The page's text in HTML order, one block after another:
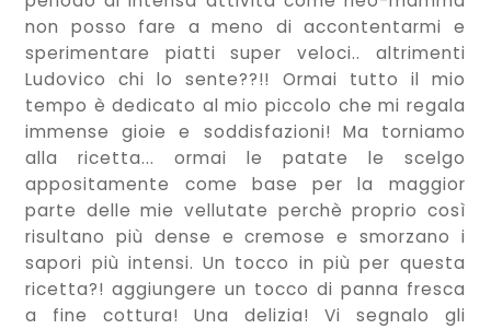
non posso fare a meno di accontentarmi e
sperimentare piatti super veloci.. altrimenti
Ludovico chi lo sente??!! Ormai tutto il mio
tempo è dedicato al mio piccolo che mi regala
immense gioie e soddisfazioni! Ma torniamo
alla ricetta... ormai le patate le scelgo
appositamente come base per la maggior
parte delle mie vellutate perchè proprio così
risultano più dense e cremose e smorzano i
sapori più intensi. Un tocco in più per questa
ricetta?! aggiungere un tocco di panna fresca
a fine cottura! Una delizia! Vi segnalo gli